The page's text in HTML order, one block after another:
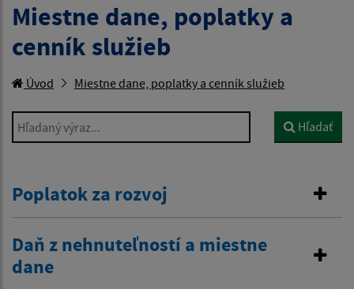
Miestne dane, poplatky a
cenník služieb
Úvod Miestne dane, poplatky a cenník služieb
Hľadaný výraz... Hľadať
Poplatok za rozvoj
Daň z nehnuteľností a miestne
dane